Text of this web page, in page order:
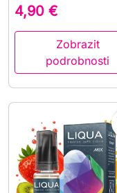
4,90 €
Zobrazit
podrobnosti